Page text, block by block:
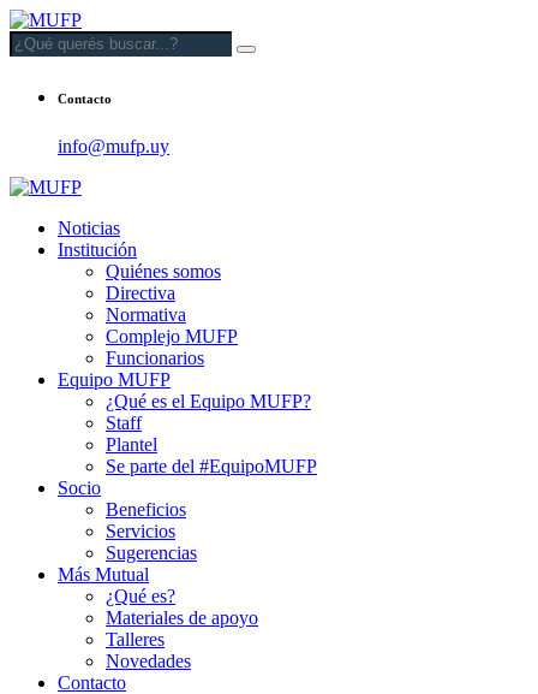
Contacto
info@mufp.uy
Noticias
Institución
Quiénes somos
Directiva
Normativa
Complejo MUFP
Funcionarios
Equipo MUFP
¿Qué es el Equipo MUFP?
Staff
Plantel
Se parte del #EquipoMUFP
Socio
Beneficios
Servicios
Sugerencias
Más Mutual
¿Qué es?
Materiales de apoyo
Talleres
Novedades
Contacto